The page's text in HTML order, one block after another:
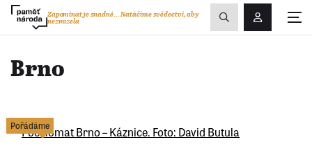
Přihlášení/
Zapomínat je snadné...Natáčíme svědectví, aby
nezmizela
Zobrazit
vyhledávání
Brno
Pořádáme